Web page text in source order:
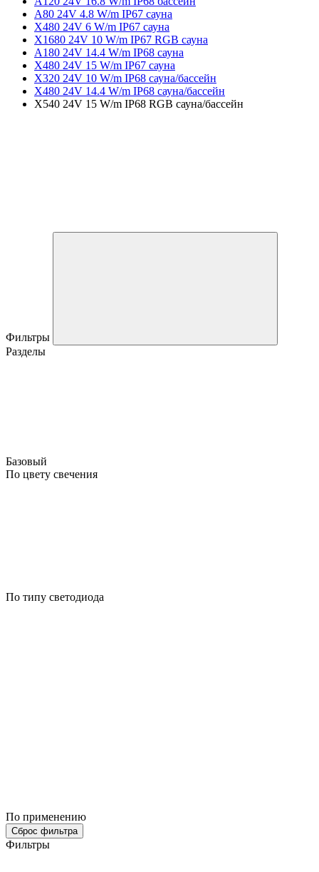
A80 24V 4.8 W/m IP67 сауна
X480 24V 6 W/m IP67 сауна
X1680 24V 10 W/m IP67 RGB сауна
A180 24V 14.4 W/m IP68 сауна
X480 24V 15 W/m IP67 сауна
X320 24V 10 W/m IP68 сауна/бассейн
X480 24V 14.4 W/m IP68 сауна/бассейн
X540 24V 15 W/m IP68 RGB сауна/бассейн
Фильтры
Разделы
Базовый
По цвету свечения
По типу светодиода
По применению
Сброс фильтра
Фильтры